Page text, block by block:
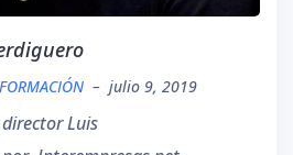
FORMACIÓN – julio 9, 2019
Luis